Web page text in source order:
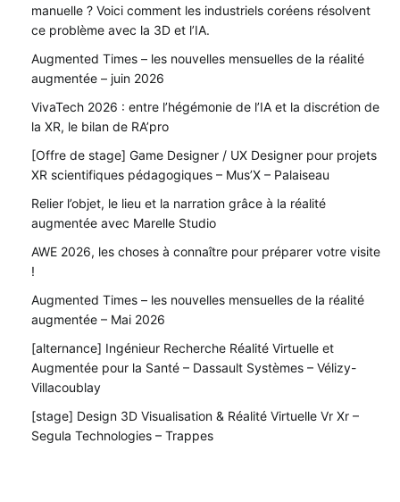
manuelle ? Voici comment les industriels coréens résolvent
ce problème avec la 3D et l’IA.
Augmented Times – les nouvelles mensuelles de la réalité
augmentée – juin 2026
VivaTech 2026 : entre l’hégémonie de l’IA et la discrétion de
la XR, le bilan de RA’pro
[Offre de stage] Game Designer / UX Designer pour projets
XR scientifiques pédagogiques – Mus’X – Palaiseau
Relier l’objet, le lieu et la narration grâce à la réalité
augmentée avec Marelle Studio
AWE 2026, les choses à connaître pour préparer votre visite
!
Augmented Times – les nouvelles mensuelles de la réalité
augmentée – Mai 2026
[alternance] Ingénieur Recherche Réalité Virtuelle et
Augmentée pour la Santé – Dassault Systèmes – Vélizy-
Villacoublay
[stage] Design 3D Visualisation & Réalité Virtuelle Vr Xr –
Segula Technologies – Trappes